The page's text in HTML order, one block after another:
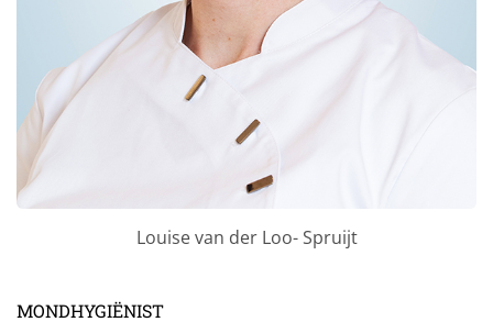
Louise van der Loo- Spruijt
MONDHYGIËNIST